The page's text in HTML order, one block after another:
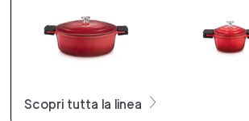
Scopri tutta la linea